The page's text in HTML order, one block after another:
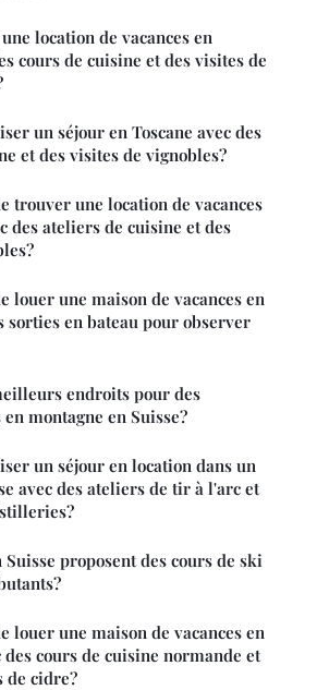
location de vacances en
cours de cuisine et des visites de
un séjour en Toscane avec des
et des visites de vignobles?
trouver une location de vacances
des ateliers de cuisine et des
louer une maison de vacances en
sorties en bateau pour observer
endroits pour des
montagne en Suisse?
un séjour en location dans un
avec des ateliers de tir à l'arc et
proposent des cours de ski
louer une maison de vacances en
cours de cuisine normande et
de cidre?